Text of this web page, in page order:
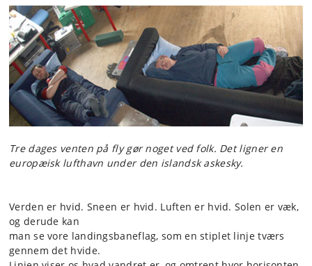
Tre dages venten på fly gør noget ved folk. Det ligner en
europæisk lufthavn under den islandsk askesky.
Verden er hvid. Sneen er hvid. Luften er hvid. Solen er væk,
og derude kan
man se vore landingsbaneflag, som en stiplet linje tværs
gennem det hvide.